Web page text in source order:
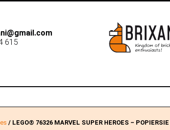
615
/ LEGO® 76326 MARVEL SUPER HEROES –